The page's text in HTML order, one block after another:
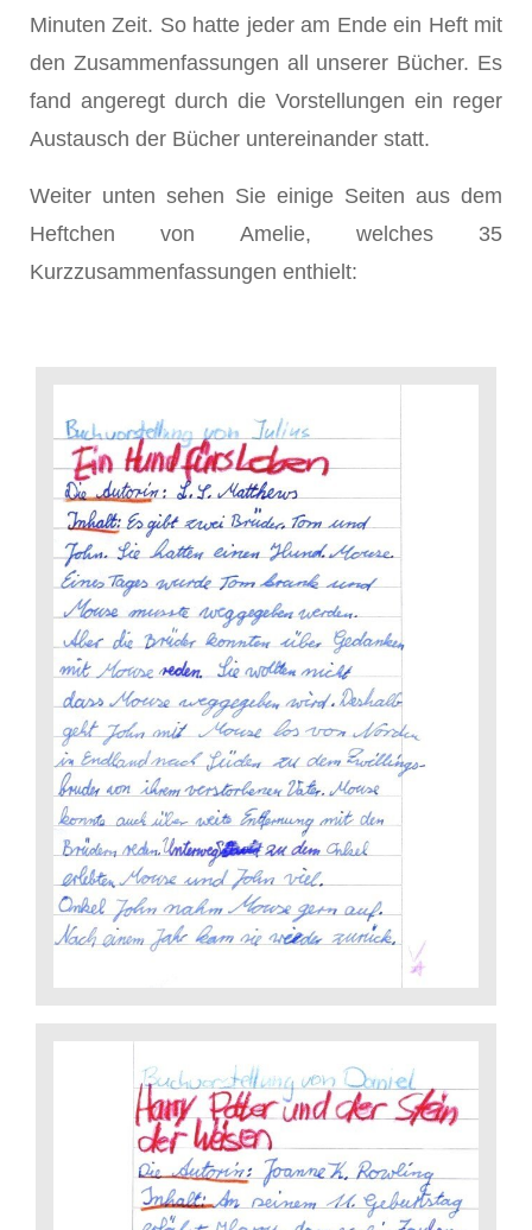
Minuten Zeit. So hatte jeder am Ende ein Heft mit
den Zusammenfassungen all unserer Bücher. Es
fand angeregt durch die Vorstellungen ein reger
Austausch der Bücher untereinander statt.
Weiter unten sehen Sie einige Seiten aus dem
Heftchen von Amelie, welches 35
Kurzzusammenfassungen enthielt: